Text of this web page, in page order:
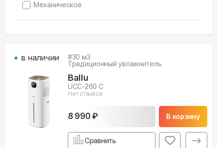
Механическое
#30 м3
Традиционный увлажнитель
Ballu
UCC-260 C
Нет отзывов
8 990 ₽ В корзину
в наличии
Сравнить